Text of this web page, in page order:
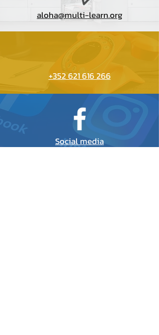
aloha@multi-learn.org
+352 621 616 266
Social media